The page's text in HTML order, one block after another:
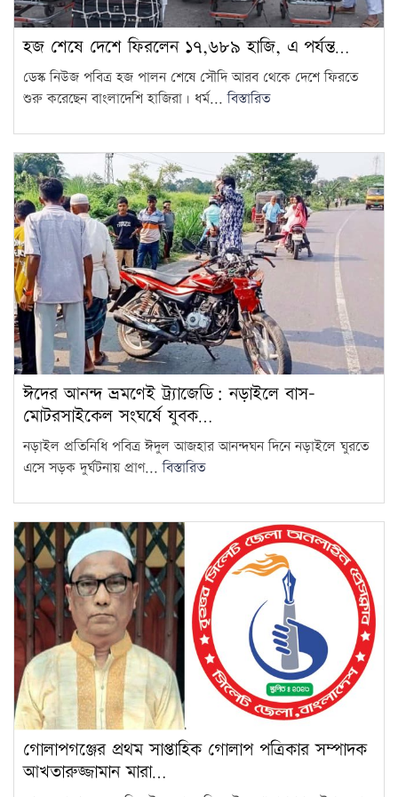
জ্বালানি…
9
উদ্বোধনের আগেই জুলাই জাদুঘর
থেকে বহু কিছু সরিয়েছে বিএনপি,
অভিযোগ…
10
হবে: আইনমন্ত্রী
11
বিএনপি হয়তো ভারতকে ভয়
পাচ্ছে: নাহিদ ইসলাম
12
রোম বিমানবন্দরে ৭ ঘণ্টার বেশি
আটকে বিমানের ২৬০ যাত্রী
13
গণমাধ্যম শক্তিশালী হলেই গণতন্ত্র
শক্তিশালী হবে: মির্জা ফখরুল
14
দ্রব্যমূল্যের ঊর্ধ্বগতিতে মানুষের
জীবন দুর্বিষহ হয়ে উঠেছে: ডা.
শফিকুর রহমান
15
গেছেন চিকিৎসকরা, হাসপাতালে
ভোগান্তিতে রোগীরা
হজ শেষে দেশে ফিরলেন ১৭,৬৮৯ হাজি, এ পর্যন্ত…
ডেস্ক নিউজ পবিত্র হজ পালন শেষে সৌদি আরব থেকে দেশে ফিরতে
শুরু করেছেন বাংলাদেশি হাজিরা। ধর্ম...বিস্তারিত
ঈদের আনন্দ ভ্রমণেই ট্র্যাজেডি: নড়াইলে বাস-
মোটরসাইকেল সংঘর্ষে যুবক…
নড়াইল প্রতিনিধি পবিত্র ঈদুল আজহার আনন্দঘন দিনে নড়াইলে ঘুরতে
এসে সড়ক দুর্ঘটনায় প্রাণ...বিস্তারিত
গোলাপগঞ্জের প্রথম সাপ্তাহিক গোলাপ পত্রিকার সম্পাদক
আখতারুজ্জামান মারা…